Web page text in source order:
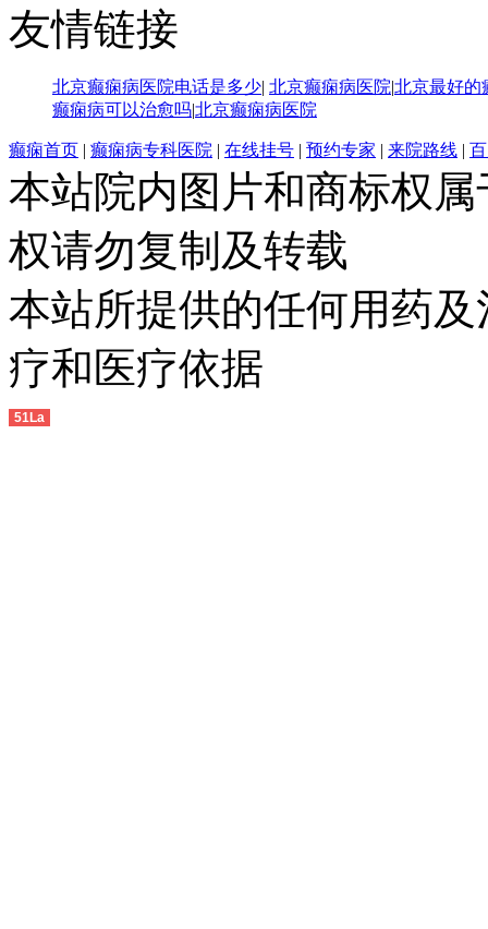
友情链接
北京癫痫病医院电话是多少| 北京癫痫病医院|北京最好的
癫痫病可以治愈吗|北京癫痫病医院
癫痫首页 | 癫痫病专科医院 | 在线挂号 | 预约专家 | 来院路线 |
本站院内图片和商标权
权请勿复制及转载
本站所提供的任何用药
疗和医疗依据
51La